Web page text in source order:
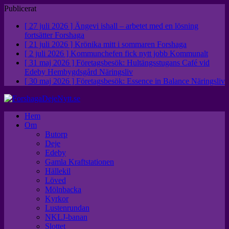
Publicerat
[ 27 juli 2026 ] Ängevi ishall – arbetet med en lösning
fortsätter Forshaga
[ 21 juli 2026 ] Krönika mitt i sommaren Forshaga
[ 2 juli 2026 ] Kommunchefen fick nytt jobb Kommunalt
[ 31 maj 2026 ] Företagsbesök: Hultängsstugans Café vid
Edeby Hembygdsgård Näringsliv
[ 30 maj 2026 ] Företagsbesök: Essence in Balance Näringsliv
Hem
Om
Butorp
Deje
Edeby
Gamla Kraftstationen
Hällekil
Löved
Mölnbacka
Kyrkor
Lustenrundan
NKLJ-banan
Slottet